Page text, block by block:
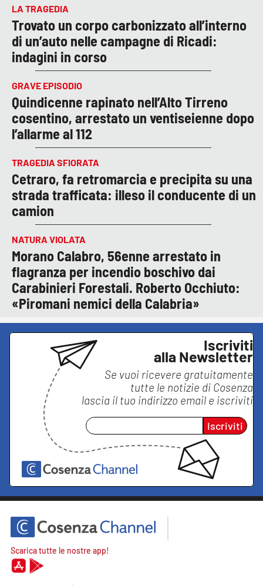
LA TRAGEDIA
Trovato un corpo carbonizzato all’interno
di un’auto nelle campagne di Ricadi:
indagini in corso
GRAVE EPISODIO
Quindicenne rapinato nell’Alto Tirreno
cosentino, arrestato un ventiseienne dopo
l’allarme al 112
TRAGEDIA SFIORATA
Cetraro, fa retromarcia e precipita su una
strada trafficata: illeso il conducente di un
camion
NATURA VIOLATA
Morano Calabro, 56enne arrestato in
flagranza per incendio boschivo dai
Carabinieri Forestali. Roberto Occhiuto:
«Piromani nemici della Calabria»
Iscriviti
alla Newsletter
Se vuoi ricevere gratuitamente
tutte le notizie di Cosenza
lascia il tuo indirizzo email e iscriviti
Iscriviti
Scarica tutte le nostre app!